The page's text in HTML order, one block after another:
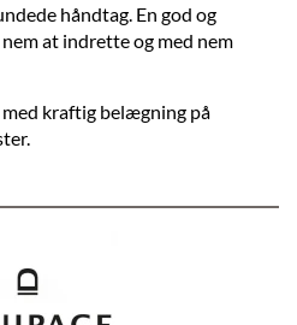
håndtag. En god og
at indrette og med nem
kraftig belægning på